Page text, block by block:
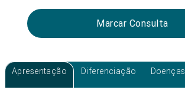
Marcar Consulta
Apresentação Diferenciação Doenças